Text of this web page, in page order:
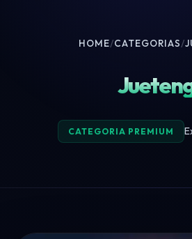
HOME/CATEGORIAS/
CATEGORIA PREMIUM